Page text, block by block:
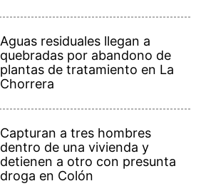
Aguas residuales llegan a
quebradas por abandono de
plantas de tratamiento en La
Chorrera
Capturan a tres hombres
dentro de una vivienda y
detienen a otro con presunta
droga en Colón